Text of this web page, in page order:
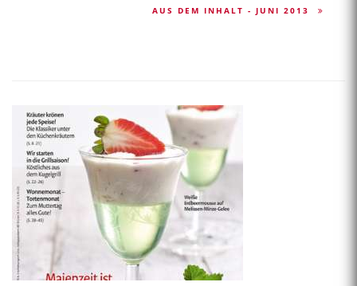
AUS DEM INHALT - JUNI 2013